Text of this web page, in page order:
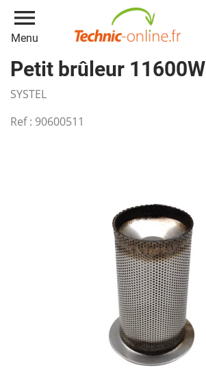
menu
Menu
Petit brûleur 11600W
SYSTEL
Ref : 90600511